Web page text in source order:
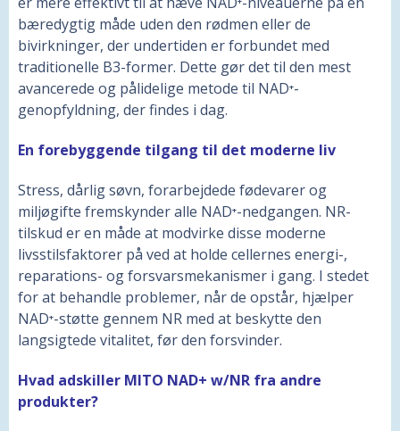
bæredygtig måde uden den rødmen eller de
bivirkninger, der undertiden er forbundet med
traditionelle B3-former. Dette gør det til den mest
avancerede og pålidelige metode til NAD⁺-
genopfyldning, der findes i dag.
En forebyggende tilgang til det moderne liv
Stress, dårlig søvn, forarbejdede fødevarer og
miljøgifte fremskynder alle NAD⁺-nedgangen. NR-
tilskud er en måde at modvirke disse moderne
livsstilsfaktorer på ved at holde cellernes energi-,
reparations- og forsvarsmekanismer i gang. I stedet
for at behandle problemer, når de opstår, hjælper
NAD⁺-støtte gennem NR med at beskytte den
langsigtede vitalitet, før den forsvinder.
Hvad adskiller MITO NAD+ w/NR fra andre
produkter?